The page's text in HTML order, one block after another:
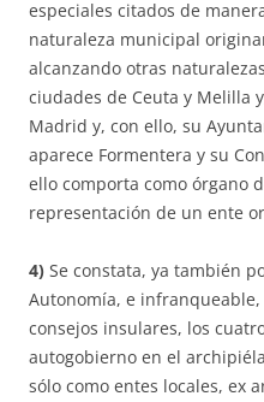
especiales citados de
naturaleza municipal
alcanzando otras
ciudades de Ceuta y Melilla
Madrid y, con ello, su
aparece Formentera y su
ello comporta como órgano
representación de un ente
4) Se constata, ya también
Autonomía, e
consejos insulares, los
autogobierno en el
sólo como entes locales, ex